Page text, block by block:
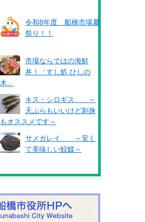
令和8年度 船橋市場夏
祭り！！
市場ならではの海鮮
丼！「すし処 ひしの
木」
キス・シロギス ～
天ぷらもいいけど刺身
もオススメです～
サメガレイ ～安く
て美味しい鮫鰈～